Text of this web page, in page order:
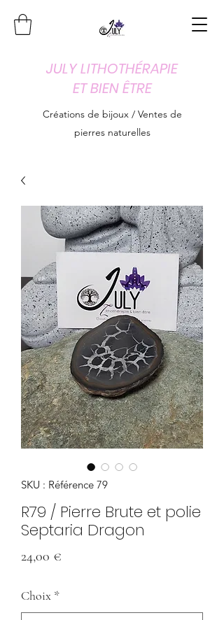
JULY LITHOTHÉRAPIE
ET BIEN ÊTRE
Créations de bijoux / Ventes de
pierres naturelles
SKU : Référence 79
R79 / Pierre Brute et polie
Septaria Dragon
24,00 €
Choix *